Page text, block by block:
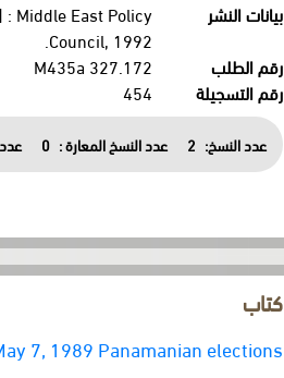
بيانات النشر
: Middle East Policy
Council, 1992.
رقم الطلب
327.172 M435a
رقم التسجيلة
454
عدد النسخ: 2 عدد النسخ المعارة : 0
كتاب
7, 1989 Panamanian elections